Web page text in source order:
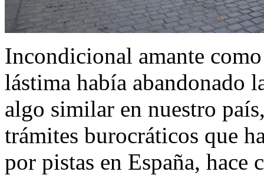
Incondicional amante
lástima había abandonado
algo similar en nuestro
trámites burocráticos que
por pistas en España, hace